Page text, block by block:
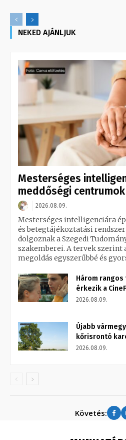
NEKED AJÁNLJUK
Mesterséges
meddőségi
2026.08.09.
Mesterséges intelligenciára
és betegtájékoztatási
dolgoznak a Szegedi
szakemberei. A tervek szerint
megoldás egyszerűbbé és
Három
érkezik a
2026.08.09.
Újabb
kőrisrontó
2026.08.09.
Követés: